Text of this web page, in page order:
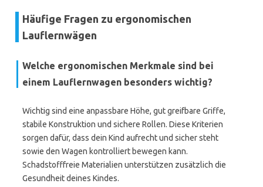
Häufige Fragen zu ergonomischen
Lauflernwägen
Welche ergonomischen Merkmale sind bei
einem Lauflernwagen besonders wichtig?
Wichtig sind eine anpassbare Höhe, gut greifbare Griffe,
stabile Konstruktion und sichere Rollen. Diese Kriterien
sorgen dafür, dass dein Kind aufrecht und sicher steht
sowie den Wagen kontrolliert bewegen kann.
Schadstofffreie Materialien unterstützen zusätzlich die
Gesundheit deines Kindes.